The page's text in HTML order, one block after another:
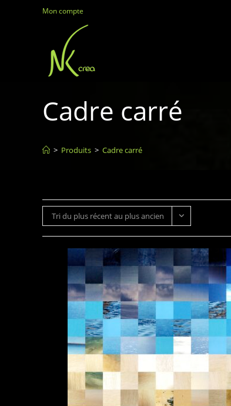
Mon compte
Cadre carré
> Produits > Cadre carré
Tri du plus récent au plus ancien